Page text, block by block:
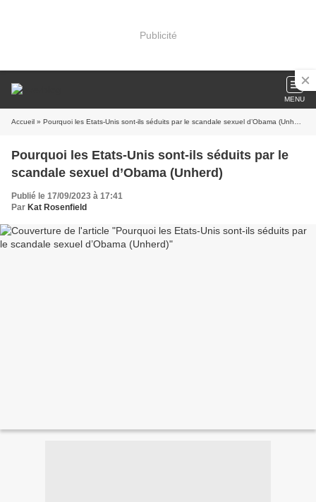
Publicité
MENU
Accueil » Pourquoi les Etats-Unis sont-ils séduits par le scandale sexuel d’Obama (Unherd)
Pourquoi les Etats-Unis sont-ils séduits par le
scandale sexuel d’Obama (Unherd)
Publié le 17/09/2023 à 17:41
Par Kat Rosenfield